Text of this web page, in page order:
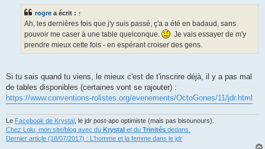
rogre a écrit : ↑
Ah, les dernières fois que j'y suis passé, ç'a a été en badaud, sans
pouvoir me caser à une table quelconque.
Je vais essayer de m'y
prendre mieux cette fois - en espérant croiser des gens.
Si tu sais quand tu viens, le mieux c'est de t'inscrire déjà, il y a pas mal
de tables disponibles (certaines vont se rajouter) :
https://www.conventions-rolistes.org/evenements/OctoGones/11/jdr.html
Le Facebook de Krystal , le jdr post-apo optimiste (mais pas bisounours).
Chez Lolu, mon site/blog avec du Krystal et du Trinités dedans.
Dernier article (18/07/2017) : L'homme et la femme dans le jdr